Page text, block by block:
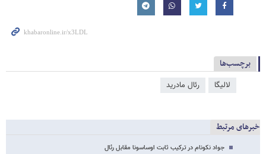
برچسب‌ها
لالیگا رئال مادرید
خبرهای مرتبط
جواد نکونام در ترکیب ثابت اوساسونا مقابل رئال